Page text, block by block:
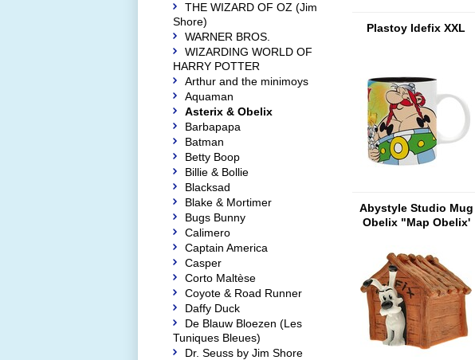
Plastoy Idefix XXL
Abystyle Studio Mug
Obelix "Map Obelix'
THE WIZARD OF OZ (Jim
Shore)
WARNER BROS.
WIZARDING WORLD OF
HARRY POTTER
Arthur and the minimoys
Aquaman
Asterix & Obelix
Barbapapa
Batman
Betty Boop
Billie & Bollie
Blacksad
Blake & Mortimer
Bugs Bunny
Calimero
Captain America
Casper
Corto Maltèse
Coyote & Road Runner
Daffy Duck
De Blauw Bloezen (Les
Tuniques Bleues)
Dr. Seuss by Jim Shore